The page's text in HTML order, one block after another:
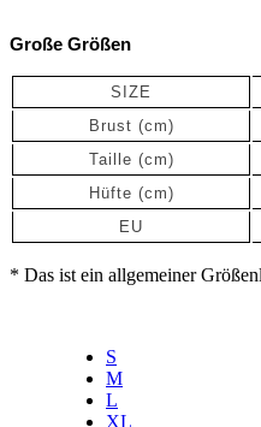
Große Größen
SIZE
Brust (cm)
Taille (cm)
Hüfte (cm)
EU
* Das ist ein allgemeiner
S
M
L
XL